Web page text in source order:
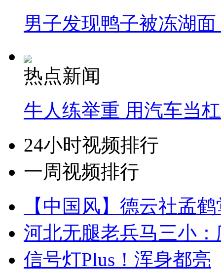
男子发现鸭子被冻湖
热点新闻
牛人练举重 用汽车当
24小时视频排行
一周视频排行
【中国风】德云社孟
河北无腿老兵马三小
信号灯Plus！浑身都亮